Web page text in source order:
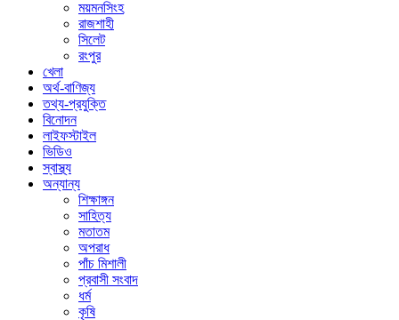
ময়মনসিংহ
রাজশাহী
সিলেট
রংপুর
খেলা
অর্থ-বাণিজ্য
তথ্য-প্রযুক্তি
বিনোদন
লাইফস্টাইল
ভিডিও
স্বাস্থ্য
অন্যান্য
শিক্ষাঙ্গন
সাহিত্য
মতাতম
অপরাধ
পাঁচ মিশালী
প্রবাসী সংবাদ
ধর্ম
কৃষি